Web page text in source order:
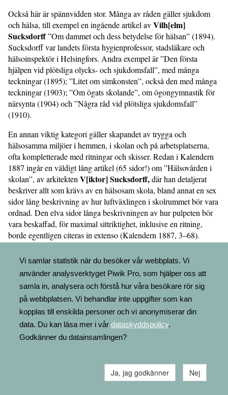
Också här är spännvidden stor. Många av råden gäller sjukdom
och hälsa, till exempel en ingående artikel avVilh[elm]
Sucksdorff”Om dammet och dess betydelse för hälsan” (1894).
Sucksdorff var landets första hygienprofessor, stadsläkare och
hälsoinspektör i Helsingfors. Andra exempel är ”Den första
hjälpen vid plötsliga olycks- och sjukdomsfall”, med många
teckningar (1895); ”Litet om simkonsten”, också den med många
teckningar (1903); ”Om ögats skolande”, om ögongymnastik för
närsynta (1904) och ”Några råd vid plötsliga sjukdomsfall”
(1910).
En annan viktig kategori gäller skapandet av trygga och
hälsosamma miljöer i hemmen, i skolan och på arbetsplatserna,
ofta kompletterade med ritningar och skisser. Redan i Kalendern
1887 ingår en väldigt lång artikel (65 sidor!) om ”Hälsovården i
skolan”, av arkitekten V[iktor] Sucksdorff,där han detaljerat
beskriver allt som krävs av en hälsosam skola, bland annat en sex
sidor lång beskrivning av hur luftväxlingen i skolrummet bör vara
ordnad. Den elva sidor långa beskrivningen av hur pulpeten bör
vara beskaffad, för maximal sittriktighet, inklusive en ritning,
borde egentligen citeras in extenso (Kalendern 1887, 3–68).
Vi samlar statistik när du besöker vår webbplats. Vi
använder analysverktyget Piwik Pro, som hjälper oss att
samla in, analysera och förstå hur våra besökare rör sig
på webbplatsen. Vi behandlar inte uppgifter som kan
kopplas till enskilda personer och vi anonymiserar din
data. Du kan läsa mer i vår dataskyddspolicy.
Godkänner du datainsamlingen?
Ja, jag godkänner Nej